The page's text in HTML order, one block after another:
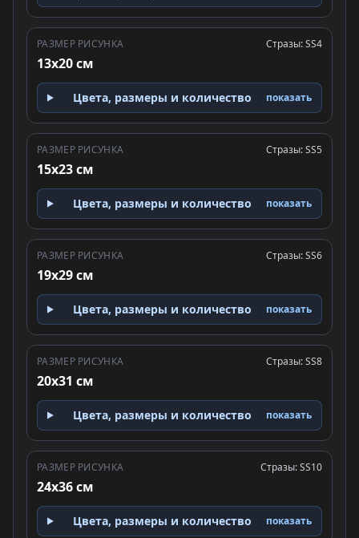
РАЗМЕР РИСУНКА
13x20 см
Стразы: SS4
Цвета, размеры и количество показать
РАЗМЕР РИСУНКА
15x23 см
Стразы: SS5
Цвета, размеры и количество показать
РАЗМЕР РИСУНКА
19x29 см
Стразы: SS6
Цвета, размеры и количество показать
РАЗМЕР РИСУНКА
20x31 см
Стразы: SS8
Цвета, размеры и количество показать
РАЗМЕР РИСУНКА
24x36 см
Стразы: SS10
Цвета, размеры и количество показать